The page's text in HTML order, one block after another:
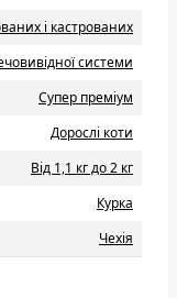
і кастрованих
системи
Супер преміум
Дорослі коти
Від 1,1 кг до 2 кг
Курка
Чехія